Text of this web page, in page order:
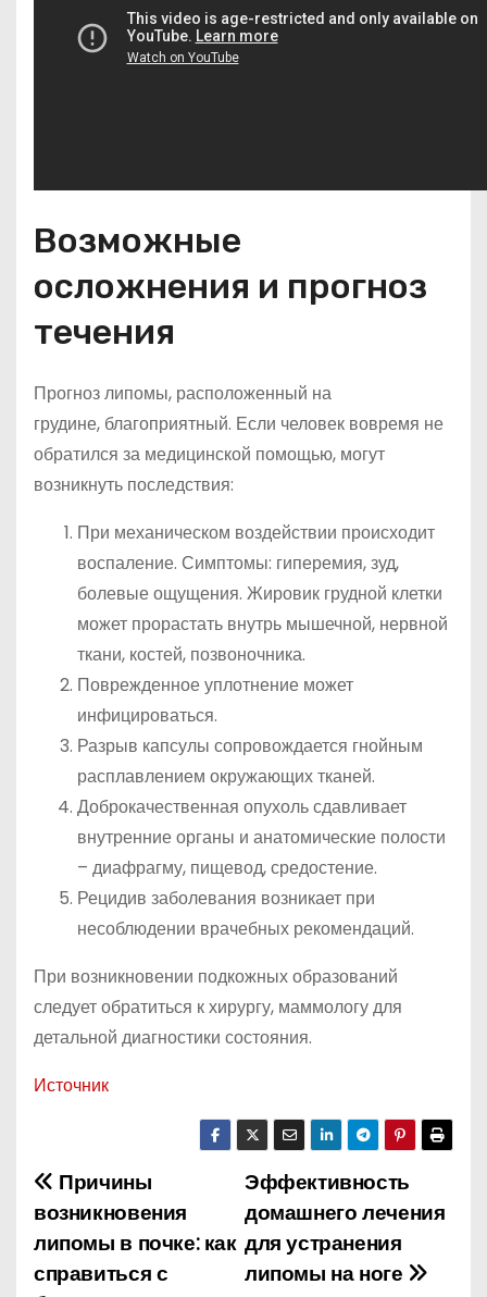
Возможные
осложнения и прогноз
течения
Прогноз липомы, расположенный на
грудине, благоприятный. Если человек вовремя не
обратился за медицинской помощью, могут
возникнуть последствия:
При механическом воздействии происходит
воспаление. Симптомы: гиперемия, зуд,
болевые ощущения. Жировик грудной клетки
может прорастать внутрь мышечной, нервной
ткани, костей, позвоночника.
Поврежденное уплотнение может
инфицироваться.
Разрыв капсулы сопровождается гнойным
расплавлением окружающих тканей.
Доброкачественная опухоль сдавливает
внутренние органы и анатомические полости
– диафрагму, пищевод, средостение.
Рецидив заболевания возникает при
несоблюдении врачебных рекомендаций.
При возникновении подкожных образований
следует обратиться к хирургу, маммологу для
детальной диагностики состояния.
Источник
Н
а
в
Эффективность
домашнего лечения
для устранения
липомы на ноге
Причины
возникновения
липомы в почке: как
справиться с